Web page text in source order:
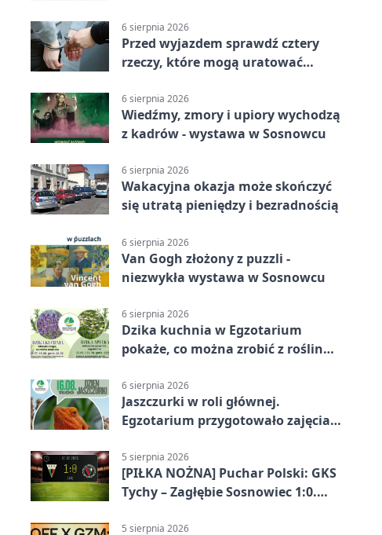
6 sierpnia 2026
Przed wyjazdem sprawdź cztery
rzeczy, które mogą uratować
6 sierpnia 2026
Wiedźmy, zmory i upiory wychodzą
z kadrów - wystawa w Sosnowcu
6 sierpnia 2026
Wakacyjna okazja może skończyć
się utratą pieniędzy i bezradnością
6 sierpnia 2026
Van Gogh złożony z puzzli -
niezwykła wystawa w Sosnowcu
6 sierpnia 2026
Dzika kuchnia w Egzotarium
pokaże, co można zrobić z roślin
6 sierpnia 2026
Jaszczurki w roli głównej.
Egzotarium przygotowało zajęcia
5 sierpnia 2026
[PIŁKA NOŻNA] Puchar Polski: GKS
Tychy – Zagłębie Sosnowiec 1:0.
przed przerwą
5 sierpnia 2026